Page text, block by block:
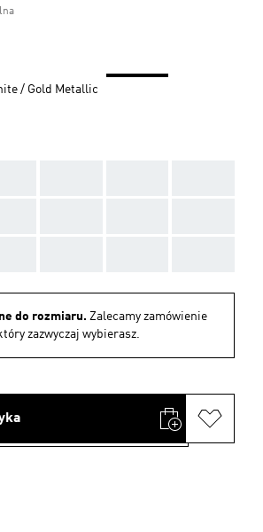
/ Gold Metallic
do rozmiaru. Zalecamy zamówienie
zazwyczaj wybierasz.